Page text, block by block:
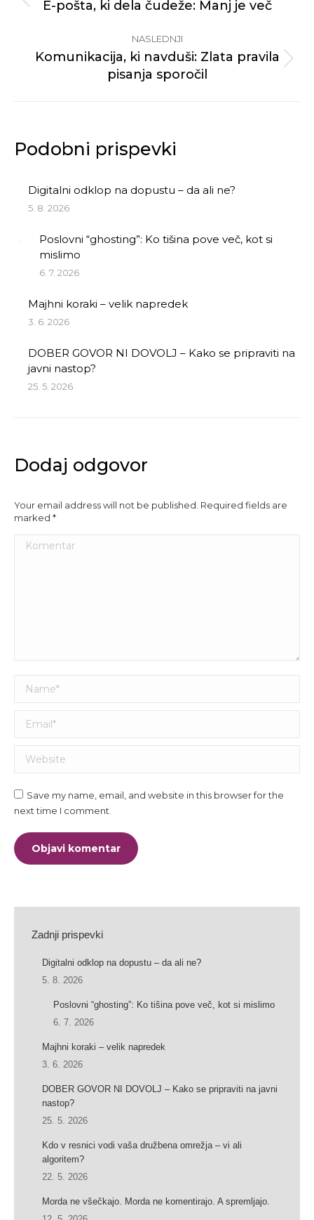
Previous
E-pošta, ki dela čudeže: Manj je več
NASLEDNJI
Next
post:
Komunikacija, ki navduši: Zlata pravila
pisanja sporočil
Podobni prispevki
Digitalni odklop na dopustu – da ali ne?
5. 8. 2026
Poslovni “ghosting”: Ko tišina pove več, kot si
mislimo
6. 7. 2026
Majhni koraki – velik napredek
3. 6. 2026
DOBER GOVOR NI DOVOLJ – Kako se pripraviti na
javni nastop?
25. 5. 2026
Dodaj odgovor
Your email address will not be published. Required fields are
marked *
Komentar
Name *
Email *
Website
Save my name, email, and website in this browser for the
next time I comment.
Objavi komentar
Zadnji prispevki
Digitalni odklop na dopustu – da ali ne?
5. 8. 2026
Poslovni “ghosting”: Ko tišina pove več, kot si mislimo
6. 7. 2026
Majhni koraki – velik napredek
3. 6. 2026
DOBER GOVOR NI DOVOLJ – Kako se pripraviti na javni
nastop?
25. 5. 2026
Kdo v resnici vodi vaša družbena omrežja – vi ali
algoritem?
22. 5. 2026
Morda ne všečkajo. Morda ne komentirajo. A spremljajo.